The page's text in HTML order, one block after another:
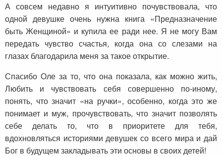
А совсем недавно я интуитивно почувствовала, что
одной девушке очень нужна книга «Предназначение
быть Женщиной» и купила ее ради нее. Я не могу Вам
передать чувство счастья, когда она со слезами на
глазах благодарила меня за такое открытие.
Спасибо Оле за то, что она показала, как можно жить,
Любить и чувствовать себя совершенно по-иному,
понять, что значит «на ручки», особенно, когда это же
понимает и муж, прочувствовать, что значит позволять
себе делать то, что в приоритете для тебя,
вдохновляться историями девушек со всего мира и дай
Бог в будущем закладывать эти основы в своих детей!